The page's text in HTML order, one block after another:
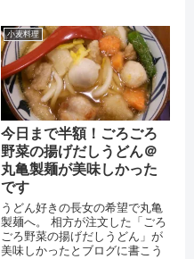
小麦料理
今日まで半額！ごろごろ
野菜の揚げだしうどん＠
丸亀製麺が美味しかった
です
うどん好きの長女の希望で丸亀
製麺へ。 相方が注文した「ごろ
ごろ野菜の揚げだしうどん」が
美味しかったとブログに書こう